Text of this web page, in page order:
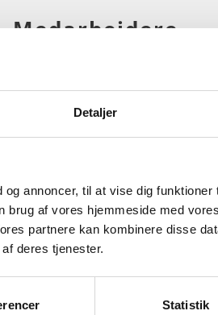
Detaljer
annoncer, til at vise dig
af vores hjemmeside med
partnere kan kombinere disse
deres tjenester.
Statistik
Medarbejdere